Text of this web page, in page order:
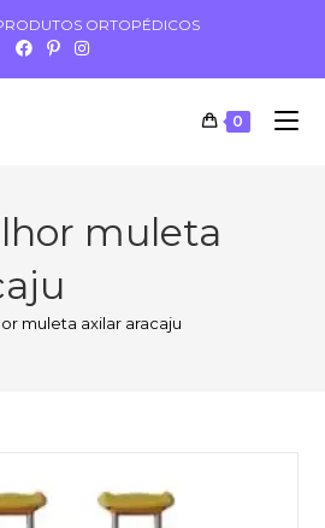
ORTOPÉDICOS
0
muleta
muleta axilar aracaju